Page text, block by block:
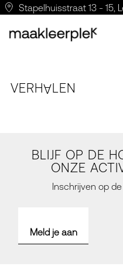
Stapelhuisstraat 13 - 15,
VERHALEN
BLIJF OP DE
ONZE
Inschrijven op
Meld je aan